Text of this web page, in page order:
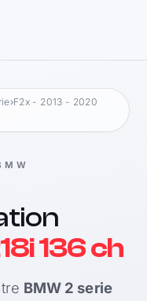
›F2x - 2013 - 2020
136 ch
BMW 2 serie